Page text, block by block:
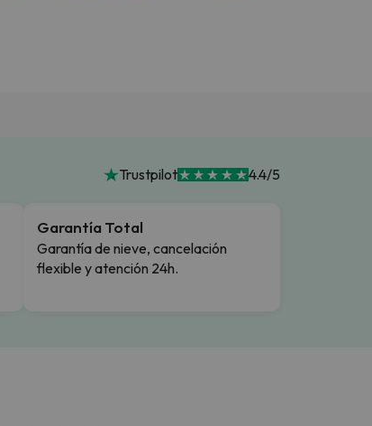
Trustpilot 4.4/5
Garantía Total
Garantía de nieve, cancelación
flexible y atención 24h.